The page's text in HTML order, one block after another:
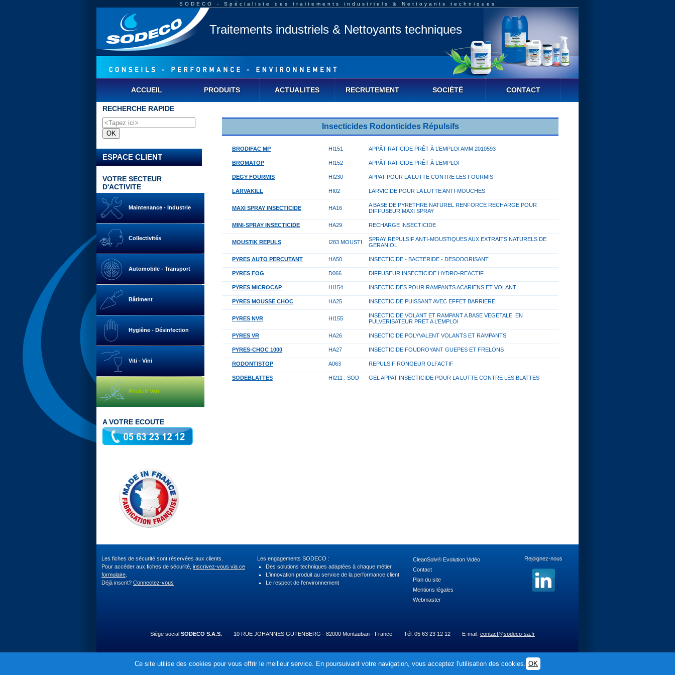
SODECO - Spécialiste des traitements industriels & Nettoyants techniques
Traitements industriels & Nettoyants techniques
ACCUEIL PRODUITS ACTUALITES RECRUTEMENT SOCIÉTÉ CONTACT
RECHERCHE RAPIDE
ESPACE CLIENT
VOTRE SECTEUR
D'ACTIVITE
Maintenance - Industrie
Collectivités
Automobile - Transport
Bâtiment
Hygiène - Désinfection
Viti - Vini
Produit Vert
A VOTRE ECOUTE
Insecticides Rodonticides Répulsifs
BRODIFAC MP HI151 APPÂT RATICIDE PRÊT À L’EMPLOI AMM 2010593
BROMATOP HI152 APPÂT RATICIDE PRÊT À L’EMPLOI
DEGY FOURMIS HI230 APPAT POUR LA LUTTE CONTRE LES FOURMIS
LARVAKILL HI02 LARVICIDE POUR LA LUTTE ANTI-MOUCHES
MAXI SPRAY INSECTICIDE HA16
A BASE DE PYRETHRE NATUREL RENFORCE RECHARGE POUR
DIFFUSEUR MAXI SPRAY
MINI-SPRAY INSECTICIDE HA29 RECHARGE INSECTICIDE
MOUSTIK REPULS I283 MOUSTI
SPRAY REPULSIF ANTI-MOUSTIQUES AUX EXTRAITS NATURELS DE
GERANIOL
PYRES AUTO PERCUTANT HA50 INSECTICIDE - BACTERIDE - DESODORISANT
PYRES FOG D066 DIFFUSEUR INSECTICIDE HYDRO-REACTIF
PYRES MICROCAP HI154 INSECTICIDES POUR RAMPANTS ACARIENS ET VOLANT
PYRES MOUSSE CHOC HA25 INSECTICIDE PUISSANT AVEC EFFET BARRIERE
PYRES NVR HI155
INSECTICIDE VOLANT ET RAMPANT A BASE VEGETALE EN
PULVERISATEUR PRET A L’EMPLOI
PYRES VR HA26 INSECTICIDE POLYVALENT VOLANTS ET RAMPANTS
PYRES-CHOC 1000 HA27 INSECTICIDE FOUDROYANT GUEPES ET FRELONS
RODONTISTOP A063 REPULSIF RONGEUR OLFACTIF
SODEBLATTES HI211 : SOD GEL APPAT INSECTICIDE POUR LA LUTTE CONTRE LES BLATTES
Les fiches de sécurité sont réservées aux clients.
Pour accéder aux fiches de sécurité, inscrivez-vous via ce
formulaire
Déjà inscrit? Connectez-vous
Les engagements SODECO :
Des solutions techniques adaptées à chaque métier
L'innovation produit au service de la performance client
Le respect de l'environnement
CleanSolv® Evolution Vidéo
Contact
Plan du site
Mentions légales
Webmaster
Rejoignez-nous
Siège social SODECO S.A.S. 10 RUE JOHANNES GUTENBERG - 82000 Montauban - France Tél: 05 63 23 12 12 E-mail: contact@sodeco-sa.fr
Ce site utilise des cookies pour vous offrir le meilleur service. En poursuivant votre navigation, vous acceptez l'utilisation des cookies. OK